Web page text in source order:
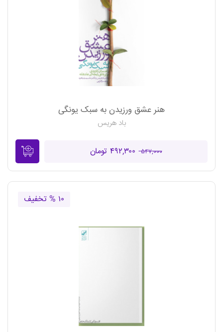
هنر عشق ورزیدن به سبک یونگی
باد هریس
۵۴۷,۰۰۰ ۴۹۲,۳۰۰ تومان
۱۰ % تخفیف